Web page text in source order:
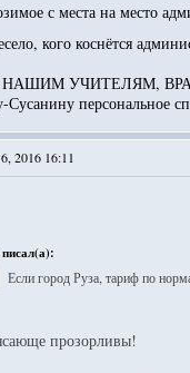
с места на место
кого коснётся
НАШИМ УЧИТЕЛЯМ,
персональное
2016 16:11
Если город Руза, тариф по
прозорливы!